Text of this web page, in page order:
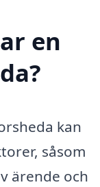
en
kan
såsom
ärende och